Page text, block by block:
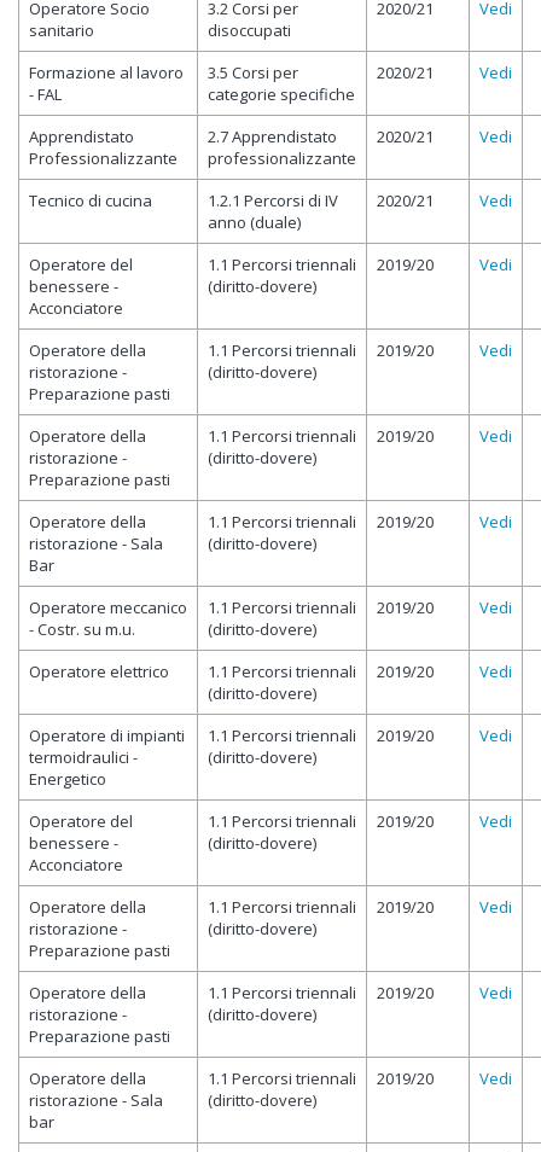
Operatore Socio
sanitario
3.2 Corsi per
disoccupati
2020/21 Vedi
Formazione al lavoro
- FAL
3.5 Corsi per
categorie specifiche
2020/21 Vedi
Apprendistato
Professionalizzante
2.7 Apprendistato
professionalizzante
2020/21 Vedi
Tecnico di cucina
1.2.1 Percorsi di IV
anno (duale)
2020/21 Vedi
Operatore del
benessere -
Acconciatore
1.1 Percorsi triennali
(diritto-dovere)
2019/20 Vedi
Operatore della
ristorazione -
Preparazione pasti
1.1 Percorsi triennali
(diritto-dovere)
2019/20 Vedi
Operatore della
ristorazione -
Preparazione pasti
1.1 Percorsi triennali
(diritto-dovere)
2019/20 Vedi
Operatore della
ristorazione - Sala
Bar
1.1 Percorsi triennali
(diritto-dovere)
2019/20 Vedi
Operatore meccanico
- Costr. su m.u.
1.1 Percorsi triennali
(diritto-dovere)
2019/20 Vedi
Operatore elettrico
1.1 Percorsi triennali
(diritto-dovere)
2019/20 Vedi
Operatore di impianti
termoidraulici -
Energetico
1.1 Percorsi triennali
(diritto-dovere)
2019/20 Vedi
Operatore del
benessere -
Acconciatore
1.1 Percorsi triennali
(diritto-dovere)
2019/20 Vedi
Operatore della
ristorazione -
Preparazione pasti
1.1 Percorsi triennali
(diritto-dovere)
2019/20 Vedi
Operatore della
ristorazione -
Preparazione pasti
1.1 Percorsi triennali
(diritto-dovere)
2019/20 Vedi
Operatore della
ristorazione - Sala
bar
1.1 Percorsi triennali
(diritto-dovere)
2019/20 Vedi